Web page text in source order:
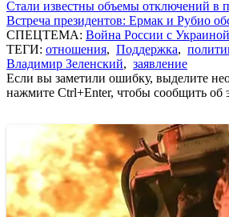
Стали известны объемы отключений в
Встреча президентов: Ермак и Рубио
СПЕЦТЕМА: Война России с Украиной
ТЕГИ: отношения, Поддержка,
Владимир Зеленский, заявление
Если вы заметили ошибку, выделите
нажмите Ctrl+Enter, чтобы сообщить об